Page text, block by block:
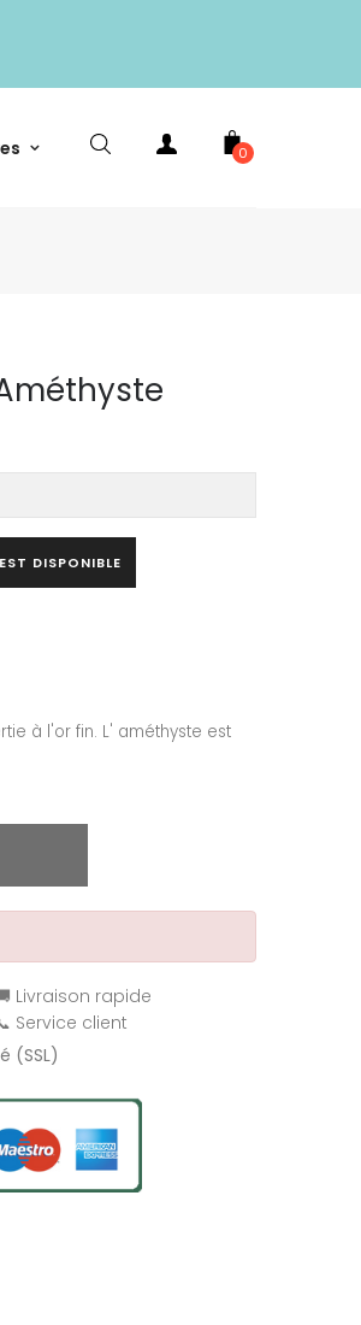
0
DISPONIBLE
à l'or fin. L' améthyste est
Livraison rapide
Service client
(SSL)